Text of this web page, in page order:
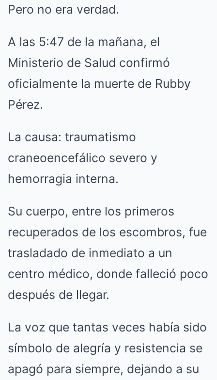
Pero no era verdad.
A las 5:47 de la mañana, el
Ministerio de Salud confirmó
oficialmente la muerte de Rubby
Pérez.
La causa: traumatismo
craneoencefálico severo y
hemorragia interna.
Su cuerpo, entre los primeros
recuperados de los escombros, fue
trasladado de inmediato a un
centro médico, donde falleció poco
después de llegar.
La voz que tantas veces había sido
símbolo de alegría y resistencia se
apagó para siempre, dejando a su